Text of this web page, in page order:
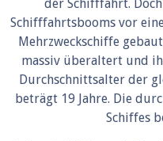
der Schifffahrt.
Schifffahrtsbooms vor
Mehrzweckschiffe
massiv überaltert und
Durchschnittsalter der
beträgt 19 Jahre. Die
Schiffes